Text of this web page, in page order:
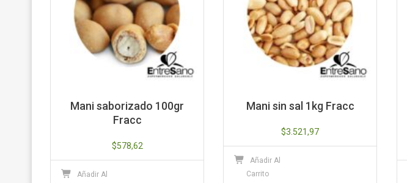
Mani saborizado 100gr
Fracc
$578,62
Añadir Al
Mani sin sal 1kg Fracc
$3.521,97
Añadir Al
Carrito